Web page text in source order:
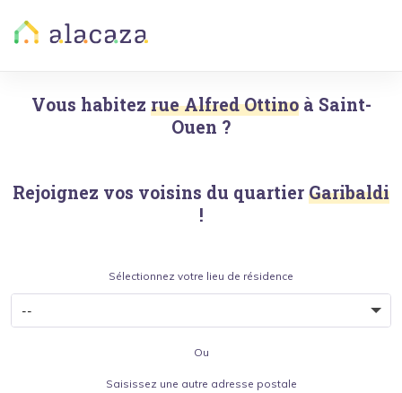
Vous habitez rue Alfred Ottino à Saint-
Ouen ?
Rejoignez vos voisins du quartier Garibaldi
!
Sélectionnez votre lieu de résidence
Ou
Saisissez une autre adresse postale